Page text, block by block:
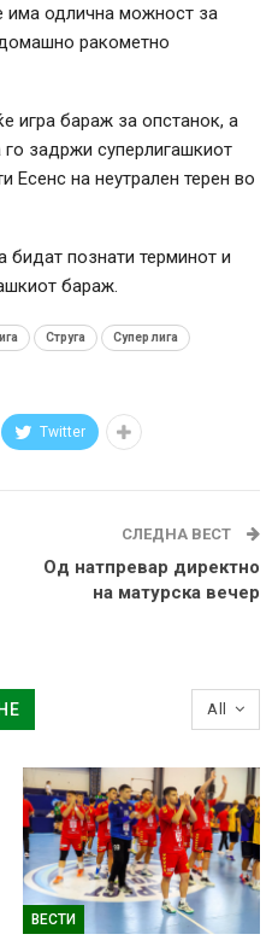
има одлична можност за
ракометно
игра бараж за опстанок, а
задржи суперлигашкиот
Есенс на неутрален терен во
познати терминот и
бараж.
Струга Супер лига
Twitter
СЛЕДНА ВЕСТ
Од натпревар директно
на матурска вечер
All
ВЕСТИ